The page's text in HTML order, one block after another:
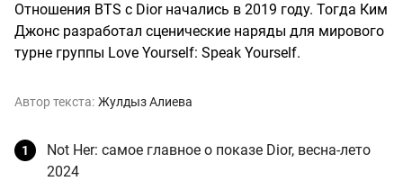
Отношения BTS с Dior начались в 2019 году. Тогда Ким
Джонс разработал сценические наряды для мирового
турне группы Love Yourself: Speak Yourself.
Автор текста: Жулдыз Алиева
Not Her: самое главное о показе Dior, весна-лето
2024